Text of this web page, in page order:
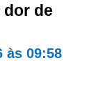
de
às 09:58